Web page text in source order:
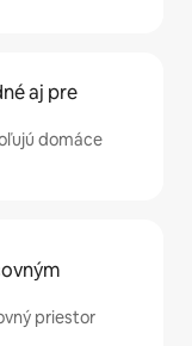
aj pre
domáce
priestor